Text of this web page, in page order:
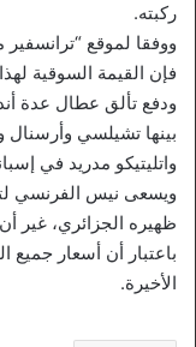
ركبته.
ووفقا لموقع
فإن القيمة السوقية لهذا الأخير
ودفع تألق عطال عدة
بينها تشيلسي وأرسنال
واتليتيكو مدريد في
ويسعى نيس الفرنسي
ظهيره الجزائري، غير
باعتبار أن أسعار جميع
الأخيرة.